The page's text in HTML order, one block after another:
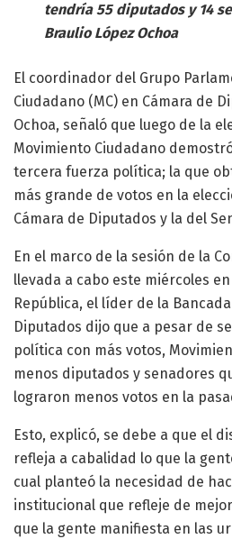
tendría 55 diputados y 14
Braulio López Ochoa
El coordinador del Grupo
Ciudadano (MC) en Cámara de
Ochoa, señaló que luego de la
Movimiento Ciudadano
tercera fuerza política; la que
más grande de votos en la
Cámara de Diputados y la del
En el marco de la sesión de la
llevada a cabo este miércoles
República, el líder de la
Diputados dijo que a pesar de
política con más votos,
menos diputados y senadores
lograron menos votos en la
Esto, explicó, se debe a que el
refleja a cabalidad lo que la
cual planteó la necesidad de
institucional que refleje de
que la gente manifiesta en las